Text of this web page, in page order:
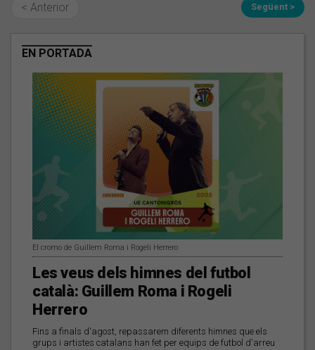
< Anterior Següent >
EN PORTADA
El cromo de Guillem Roma i Rogeli Herrero
Les veus dels himnes del futbol
català: Guillem Roma i Rogeli
Herrero
Fins a finals d'agost, repassarem diferents himnes que els
grups i artistes catalans han fet per equips de futbol d'arreu